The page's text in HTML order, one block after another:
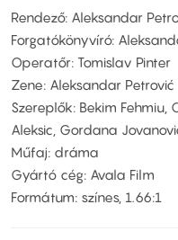
Rendező: Aleksandar
Forgatókönyvíró:
Operatőr: Tomislav Pinter
Zene: Aleksandar
Szereplők: Bekim Fehmiu,
Aleksic, Gordana
Műfaj: dráma
Gyártó cég: Avala Film
Formátum: színes, 1.66:1